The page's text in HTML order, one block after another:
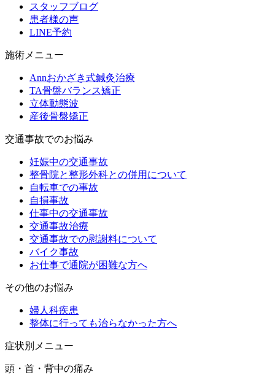
スタッフブログ
患者様の声
LINE予約
施術メニュー
Annおかざき式鍼灸治療
TA骨盤バランス矯正
立体動態波
産後骨盤矯正
交通事故でのお悩み
妊娠中の交通事故
整骨院と整形外科との併用について
自転車での事故
自損事故
仕事中の交通事故
交通事故治療
交通事故での慰謝料について
バイク事故
お仕事で通院が困難な方へ
その他のお悩み
婦人科疾患
整体に行っても治らなかった方へ
症状別メニュー
頭・首・背中の痛み